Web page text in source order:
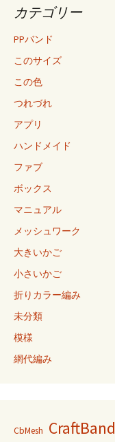
カテゴリー
PPバンド
このサイズ
この色
つれづれ
アプリ
ハンドメイド
ファブ
ボックス
マニュアル
メッシュワーク
大きいかご
小さいかご
折りカラー編み
未分類
模様
網代編み
CbMesh CraftBand